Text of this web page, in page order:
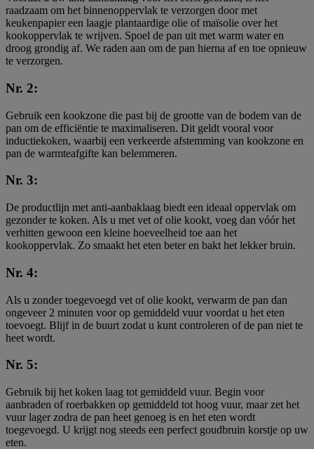
raadzaam om het binnenoppervlak te verzorgen door met
keukenpapier een laagje plantaardige olie of maïsolie over het
kookoppervlak te wrijven. Spoel de pan uit met warm water en
droog grondig af. We raden aan om de pan hierna af en toe opnieuw
te verzorgen.
Nr. 2:
Gebruik een kookzone die past bij de grootte van de bodem van de
pan om de efficiëntie te maximaliseren. Dit geldt vooral voor
inductiekoken, waarbij een verkeerde afstemming van kookzone en
pan de warmteafgifte kan belemmeren.
Nr. 3:
De productlijn met anti-aanbaklaag biedt een ideaal oppervlak om
gezonder te koken. Als u met vet of olie kookt, voeg dan vóór het
verhitten gewoon een kleine hoeveelheid toe aan het
kookoppervlak. Zo smaakt het eten beter en bakt het lekker bruin.
Nr. 4:
Als u zonder toegevoegd vet of olie kookt, verwarm de pan dan
ongeveer 2 minuten voor op gemiddeld vuur voordat u het eten
toevoegt. Blijf in de buurt zodat u kunt controleren of de pan niet te
heet wordt.
Nr. 5:
Gebruik bij het koken laag tot gemiddeld vuur. Begin voor
aanbraden of roerbakken op gemiddeld tot hoog vuur, maar zet het
vuur lager zodra de pan heet genoeg is en het eten wordt
toegevoegd. U krijgt nog steeds een perfect goudbruin korstje op uw
eten.